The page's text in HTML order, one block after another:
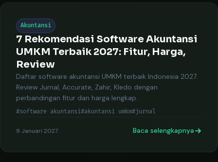
Akuntansi
7 Rekomendasi Software Akuntansi
UMKM Terbaik 2027: Fitur, Harga,
Review
Daftar software akuntansi UMKM terbaik Indonesia 2027.
Review Jurnal, Accurate, Zahir, Kledo dengan
perbandingan fitur dan harga lengkap.
#software akuntansi#akuntansi umkm#jurnal
9 Januari 2027 Baca selengkapnya